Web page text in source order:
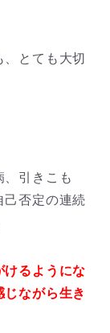
とても大切
引きこも
己否定の連続
けるようにな
ながら生き